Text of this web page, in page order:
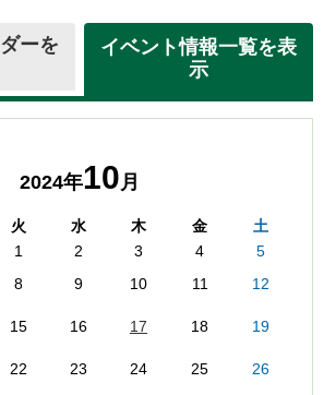
ーを
イベント情報一覧を表
示
2024年10月
火 水 木 金
土
1
2 3 4
5
8 9 10 11 12
15 16 17 18 19
22 23 24 25
26